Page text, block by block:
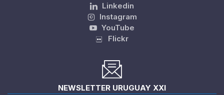
Linkedin
Instagram
YouTube
Flickr
NEWSLETTER URUGUAY XXI